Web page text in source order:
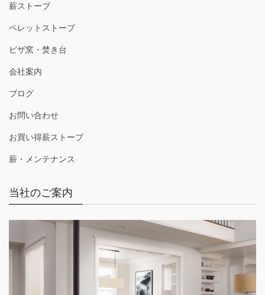
薪ストーブ
ペレットストーブ
ピザ窯・焚き台
会社案内
ブログ
お問い合わせ
お買い得薪ストーブ
薪・メンテナンス
当社のご案内